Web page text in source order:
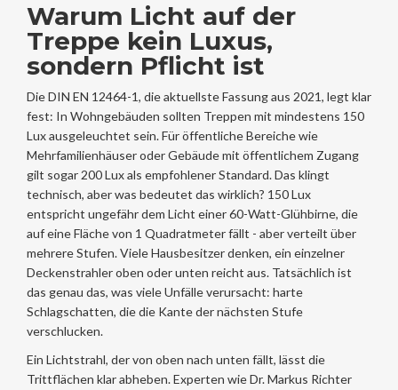
Warum Licht auf der
Treppe kein Luxus,
sondern Pflicht ist
Die DIN EN 12464-1, die aktuellste Fassung aus 2021, legt klar
fest: In Wohngebäuden sollten Treppen mit mindestens 150
Lux ausgeleuchtet sein. Für öffentliche Bereiche wie
Mehrfamilienhäuser oder Gebäude mit öffentlichem Zugang
gilt sogar 200 Lux als empfohlener Standard. Das klingt
technisch, aber was bedeutet das wirklich? 150 Lux
entspricht ungefähr dem Licht einer 60-Watt-Glühbirne, die
auf eine Fläche von 1 Quadratmeter fällt - aber verteilt über
mehrere Stufen. Viele Hausbesitzer denken, ein einzelner
Deckenstrahler oben oder unten reicht aus. Tatsächlich ist
das genau das, was viele Unfälle verursacht: harte
Schlagschatten, die die Kante der nächsten Stufe
verschlucken.
Ein Lichtstrahl, der von oben nach unten fällt, lässt die
Trittflächen klar abheben. Experten wie Dr. Markus Richter